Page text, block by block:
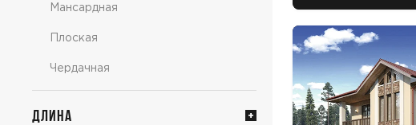
Мансардная
Плоская
Чердачная
Длина